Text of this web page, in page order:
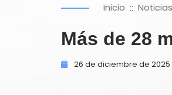
Inicio :: Noticias
Más de 28
26 de diciembre de 2025